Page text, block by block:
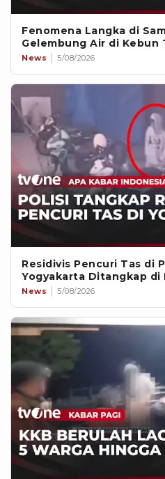
Fenomena Langka di
Gelembung Air di Kebun
News 5/08/2026
Residivis Pencuri Tas di
Yogyakarta Ditangkap di
News 5/08/2026